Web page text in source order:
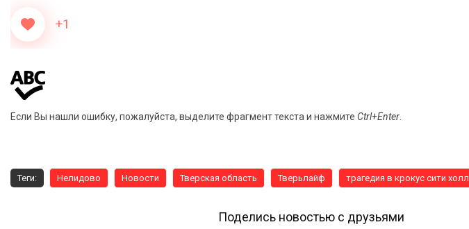
+1
Если Вы нашли ошибку, пожалуйста, выделите фрагмент текста и нажмите Ctrl+Enter
Теги: Нелидово Новости Тверская область Тверьлайф трагедия в крокус сити холл
Поделись новостью с друзьями